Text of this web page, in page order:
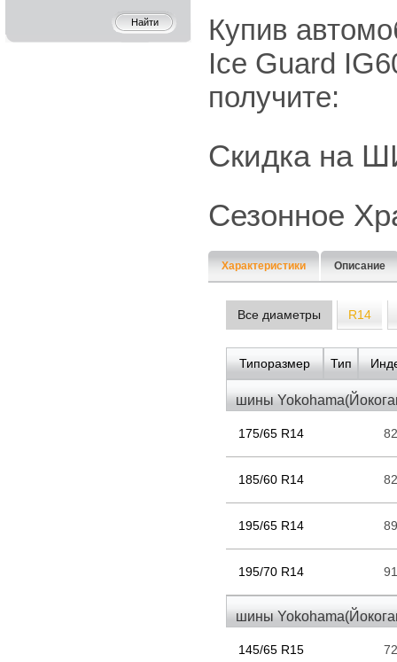
Купив
Ice Guard
получите:
Скидка на
Сезонное
Характеристики Описание
Все диаметры R14
Типоразмер Тип
шины
175/65 R14
185/60 R14
195/65 R14
195/70 R14
шины
145/65 R15